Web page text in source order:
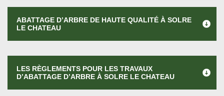
ABATTAGE D’ARBRE DE HAUTE QUALITÉ À SOLRE
LE CHATEAU
LES RÈGLEMENTS POUR LES TRAVAUX
D’ABATTAGE D’ARBRE À SOLRE LE CHATEAU